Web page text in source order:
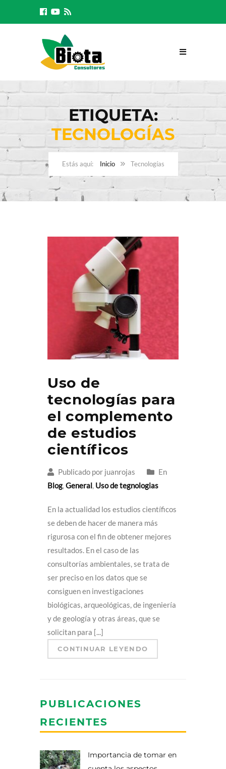
ETIQUETA:
TECNOLOGÍAS
Inicio Tecnologías
Uso de
tecnologías para
el complemento
de estudios
científicos
Publicado por juanrojas
En
Blog,General, Uso de tegnologias
En la actualidad los estudios científicos
se deben de hacer de manera más
rigurosa con el fin de obtener mejores
resultados. En el caso de las
consultorías ambientales, se trata de
ser preciso en los datos que se
consiguen en investigaciones
biológicas, arqueológicas, de ingeniería
y de geología y otras áreas, que se
solicitan para [...]
CONTINUAR LEYENDO
PUBLICACIONES
RECIENTES
Importancia de tomar en